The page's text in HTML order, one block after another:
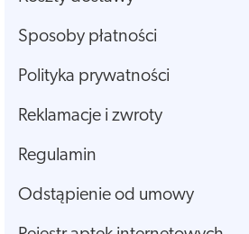
Sposoby płatności
Polityka prywatności
Reklamacje i zwroty
Regulamin
Odstąpienie od umowy